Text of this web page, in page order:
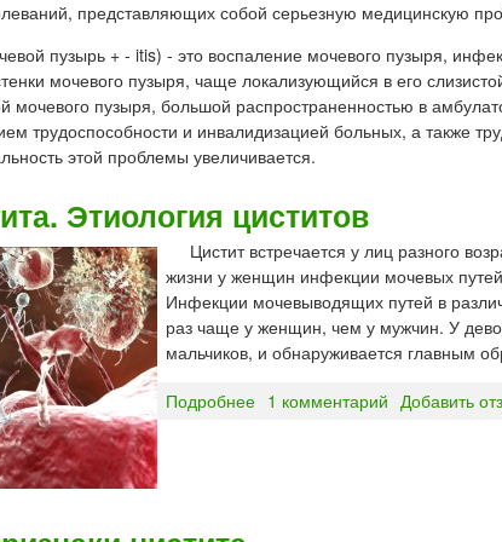
представляющих собой серьезную медицинскую
пузырь + - itis) - это воспаление мочевого пузыря,
мочевого пузыря, чаще локализующийся в его
мочевого пузыря, большой распространенностью в
трудоспособности и инвалидизацией больных, а также
этой проблемы увеличивается.
Этиология циститов
Цистит встречается у лиц разного
жизни у женщин инфекции мочевых
Инфекции мочевыводящих путей в
раз чаще у женщин, чем у мужчин. У
мальчиков, и обнаруживается главным
Подробнее 1 комментарий Добавить